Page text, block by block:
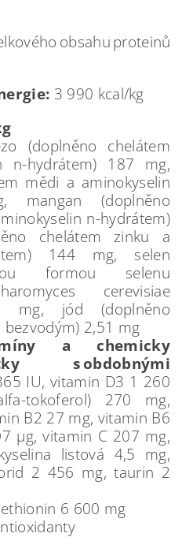
obsahu proteinů
3 990 kcal/kg
(doplněno chelátem
n-hydrátem) 187 mg,
mědi a aminokyselin
mangan (doplněno
n-hydrátem)
chelátem zinku a
144 mg, selen
formou selenu
cerevisiae
mg, jód (doplněno
2,51 mg
a chemicky
s obdobnými
IU, vitamin D3 1 260
tokoferol) 270 mg,
B2 27 mg, vitamin B6
µg, vitamin C 207 mg,
listová 4,5 mg,
2 456 mg, taurin 2
6 600 mg